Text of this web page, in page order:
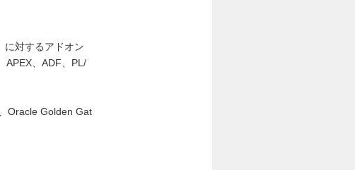
に対するアドオン
APEX、ADF、PL/
Oracle Golden Gat